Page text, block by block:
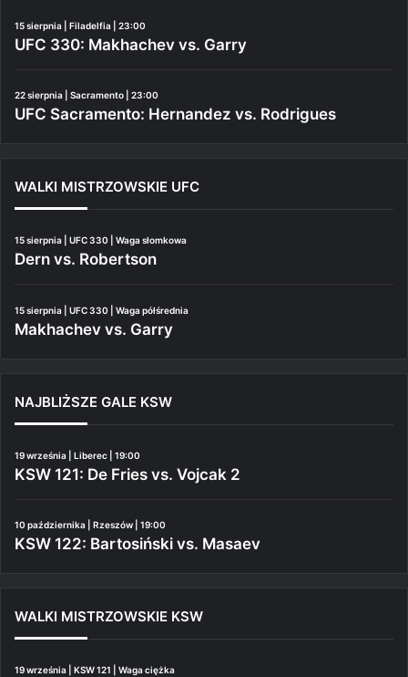
15 sierpnia | Filadelfia | 23:00
UFC 330: Makhachev vs. Garry
22 sierpnia | Sacramento | 23:00
UFC Sacramento: Hernandez vs. Rodrigues
WALKI MISTRZOWSKIE UFC
15 sierpnia | UFC 330 | Waga słomkowa
Dern vs. Robertson
15 sierpnia | UFC 330 | Waga półśrednia
Makhachev vs. Garry
NAJBLIŻSZE GALE KSW
19 września | Liberec | 19:00
KSW 121: De Fries vs. Vojcak 2
10 października | Rzeszów | 19:00
KSW 122: Bartosiński vs. Masaev
WALKI MISTRZOWSKIE KSW
19 września | KSW 121 | Waga ciężka